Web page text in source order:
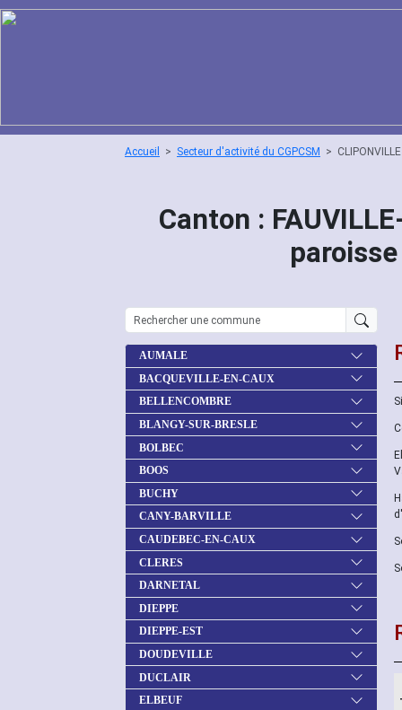
Accueil Secteur d'activité du CGPCSM CLIPONVILLE
Canton :
paroisse
AUMALE
BACQUEVILLE-EN-CAUX
BELLENCOMBRE
BLANGY-SUR-BRESLE
BOLBEC
BOOS
BUCHY
CANY-BARVILLE
CAUDEBEC-EN-CAUX
CLERES
DARNETAL
DIEPPE
DIEPPE-EST
DOUDEVILLE
DUCLAIR
ELBEUF